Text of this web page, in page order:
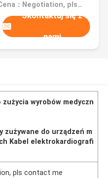
Cena：Negotiation, pls contact me
Skontaktuj się z
nami
zużycia wyrobów medyczn
zużywane do urządzeń m
Kabel elektrokardiografi
pls contact me